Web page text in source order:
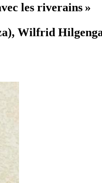
les riverains »
Wilfrid